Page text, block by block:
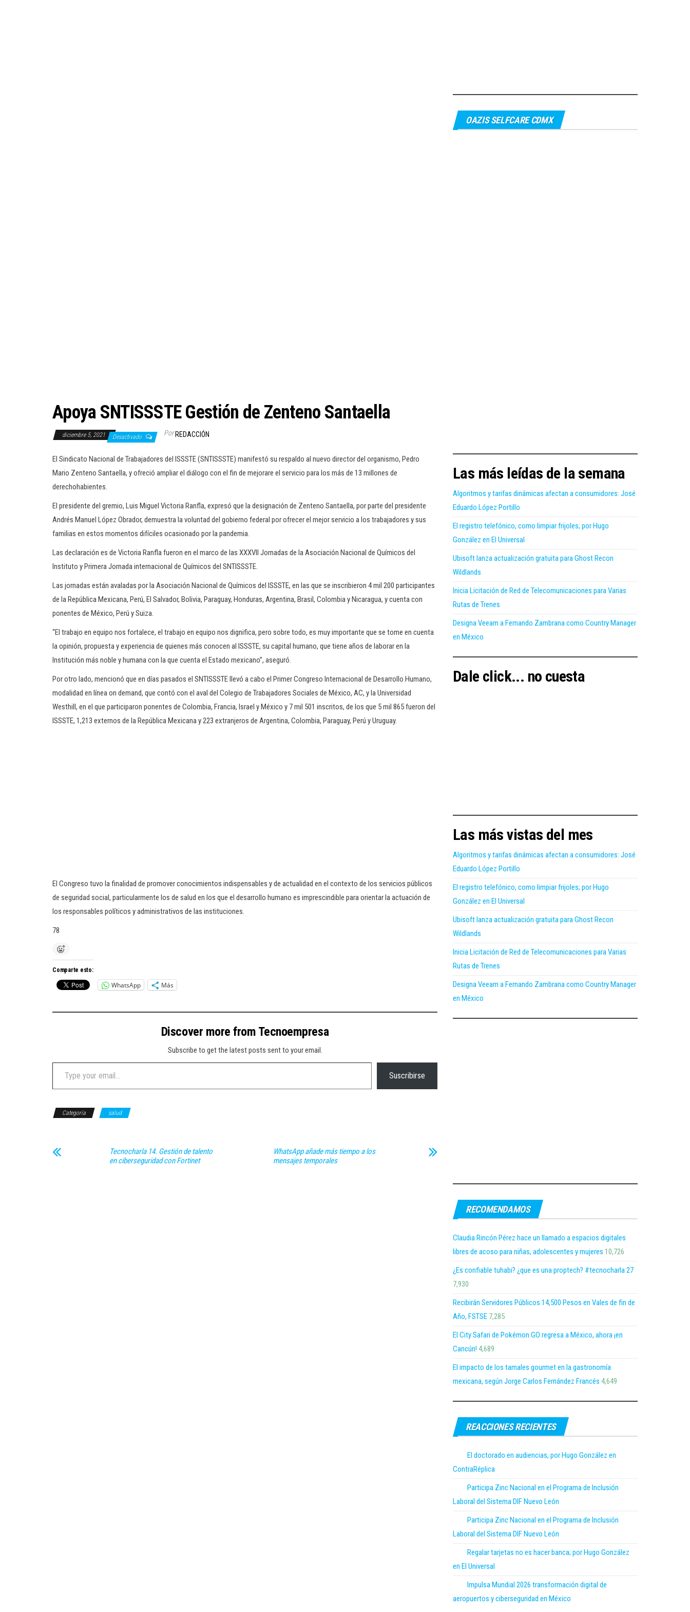
Apoya SNTISSSTE Gestión de Zenteno Santaella
diciembre 5, 2021 Desactivado Por REDACCIÓN
El Sindicato Nacional de Trabajadores del ISSSTE (SNTISSSTE) manifestó su respaldo al nuevo director del organismo, Pedro
Mario Zenteno Santaella, y ofreció ampliar el diálogo con el fin de mejorare el servicio para los más de 13 millones de
derechohabientes.
El presidente del gremio, Luis Miguel Victoria Ranfla, expresó que la designación de Zenteno Santaella, por parte del presidente
Andrés Manuel López Obrador, demuestra la voluntad del gobierno federal por ofrecer el mejor servicio a los trabajadores y sus
familias en estos momentos difíciles ocasionado por la pandemia.
Las declaración es de Victoria Ranfla fueron en el marco de las XXXVII Jornadas de la Asociación Nacional de Químicos del
Instituto y Primera Jornada internacional de Químicos del SNTISSSTE.
Las jornadas están avaladas por la Asociación Nacional de Químicos del ISSSTE, en las que se inscribieron 4 mil 200 participantes
de la República Mexicana, Perú, El Salvador, Bolivia, Paraguay, Honduras, Argentina, Brasil, Colombia y Nicaragua, y cuenta con
ponentes de México, Perú y Suiza.
“El trabajo en equipo nos fortalece, el trabajo en equipo nos dignifica, pero sobre todo, es muy importante que se tome en cuenta
la opinión, propuesta y experiencia de quienes más conocen al ISSSTE, su capital humano, que tiene años de laborar en la
Institución más noble y humana con la que cuenta el Estado mexicano”, aseguró.
Por otro lado, mencionó que en días pasados el SNTISSSTE llevó a cabo el Primer Congreso Internacional de Desarrollo Humano,
modalidad en línea on demand, que contó con el aval del Colegio de Trabajadores Sociales de México, AC, y la Universidad
Westhill, en el que participaron ponentes de Colombia, Francia, Israel y México y 7 mil 501 inscritos, de los que 5 mil 865 fueron del
ISSSTE, 1,213 externos de la República Mexicana y 223 extranjeros de Argentina, Colombia, Paraguay, Perú y Uruguay.
El Congreso tuvo la finalidad de promover conocimientos indispensables y de actualidad en el contexto de los servicios públicos
de seguridad social, particularmente los de salud en los que el desarrollo humano es imprescindible para orientar la actuación de
los responsables políticos y administrativos de las instituciones.
78
Comparte esto:
WhatsApp Más
Discover more from Tecnoempresa
Subscribe to get the latest posts sent to your email.
Type your email…
Suscribirse
Categoría salud
Tecnocharla 14. Gestión de talento
en ciberseguridad con Fortinet
WhatsApp añade más tiempo a los
mensajes temporales
OAZIS SELFCARE CDMX
Las más leídas de la semana
Algoritmos y tarifas dinámicas afectan a consumidores: José
Eduardo López Portillo
El registro telefónico, como limpiar frijoles; por Hugo
González en El Universal
Ubisoft lanza actualización gratuita para Ghost Recon
Wildlands
Inicia Licitación de Red de Telecomunicaciones para Varias
Rutas de Trenes
Designa Veeam a Fernando Zambrana como Country Manager
en México
Dale click... no cuesta
Las más vistas del mes
Algoritmos y tarifas dinámicas afectan a consumidores: José
Eduardo López Portillo
El registro telefónico, como limpiar frijoles; por Hugo
González en El Universal
Ubisoft lanza actualización gratuita para Ghost Recon
Wildlands
Inicia Licitación de Red de Telecomunicaciones para Varias
Rutas de Trenes
Designa Veeam a Fernando Zambrana como Country Manager
en México
RECOMENDAMOS
Claudia Rincón Pérez hace un llamado a espacios digitales
libres de acoso para niñas, adolescentes y mujeres 10,726
¿Es confiable tuhabi? ¿que es una proptech? #tecnocharla 27
7,930
Recibirán Servidores Públicos 14,500 Pesos en Vales de fin de
Año, FSTSE 7,285
El City Safari de Pokémon GO regresa a México, ahora ¡en
Cancún! 4,689
El impacto de los tamales gourmet en la gastronomía
mexicana, según Jorge Carlos Fernández Francés 4,649
REACCIONES RECIENTES
El doctorado en audiencias, por Hugo González en
ContraRéplica
Participa Zinc Nacional en el Programa de Inclusión
Laboral del Sistema DIF Nuevo León
Participa Zinc Nacional en el Programa de Inclusión
Laboral del Sistema DIF Nuevo León
Regalar tarjetas no es hacer banca; por Hugo González
en El Universal
Impulsa Mundial 2026 transformación digital de
aeropuertos y ciberseguridad en México